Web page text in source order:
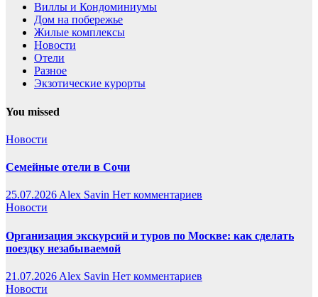
Виллы и Кондоминиумы
Дом на побережье
Жилые комплексы
Новости
Отели
Разное
Экзотические курорты
You missed
Новости
Семейные отели в Сочи
25.07.2026Alex Savin Нет комментариев
Новости
Организация экскурсий и туров по Москве: как сделать
поездку незабываемой
21.07.2026 Alex Savin Нет комментариев
Новости